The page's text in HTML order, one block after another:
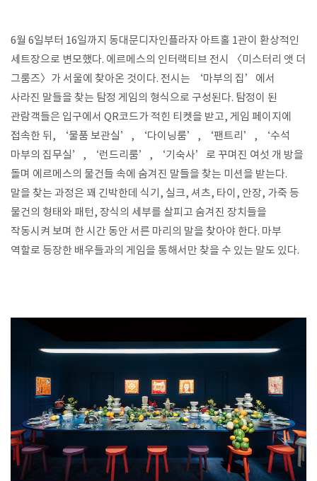
Naver 로그인
SPACE 소개
공지사항
기사문의
광고문의
Contact
6월 6일부터 16일까지 동대문디자인플라자 아트홀 1관이 환상적인
세트장으로 변모했다. 에르메스의 인터랙티브 전시 〈미스터리 앳 더
그룸즈〉가 서울에 찾아온 것이다. 전시는 ‘마부의 집’에서
사라진 말들을 찾는 탐정 게임의 형식으로 구성된다. 탐정이 된
관람객들은 입구에서 QR코드가 적힌 티켓을 받고, 게임 페이지에
접속한 뒤, ‘물품 보관실’, ‘다이닝룸’, ‘팬트리’, ‘수석
마부의 집무실’, ‘런드리룸’, ‘기숙사’로 꾸며진 여섯 개 방을
돌며 에르메스의 물건들 속에 숨겨진 말들을 찾는 미션을 받는다.
말을 찾는 과정은 꽤 긴박한데 식기, 실크, 셔츠, 타이, 안장, 가죽 등
물건의 형태와 패턴, 장식의 세부를 살피고 숨겨진 장치들을
작동시켜 보며 한 시간 동안 서른 마리의 말을 찾아야 한다. 마부
역할로 등장한 배우들과의 게임을 통해서만 찾을 수 있는 말도 있다. ​